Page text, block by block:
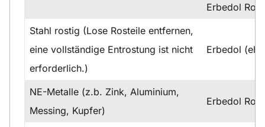
Erbedol
Stahl rostig (Lose Rosteile entfernen,
eine vollständige Entrostung ist nicht
erforderlich.)
Erbedol
NE-Metalle (z.b. Zink, Aluminium,
Messing, Kupfer)
Erbedol